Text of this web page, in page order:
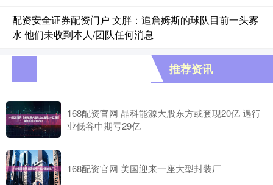
配资安全证券配资门户 文胖：追詹姆斯的球队目前一头雾
水 他们未收到本人/团队任何消息
推荐资讯
168配资官网 晶科能源大股东方或套现20亿 遇行
业低谷中期亏29亿
168配资官网 美国迎来一座大型封装厂